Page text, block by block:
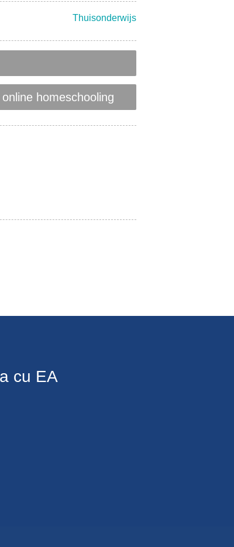
Thuisonderwijs
homeschooling
cu EA